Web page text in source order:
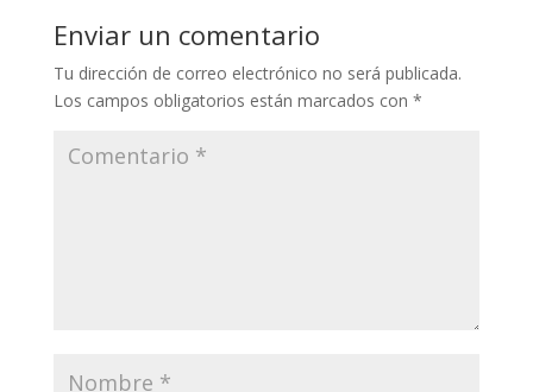
Enviar un comentario
Tu dirección de correo electrónico no será publicada.
Los campos obligatorios están marcados con *